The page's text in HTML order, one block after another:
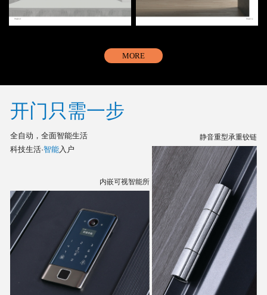
MORE
开门只需一步
全自动，全面智能生活
科技生活·智能入户
内嵌可视智能所
静音重型承重铰链